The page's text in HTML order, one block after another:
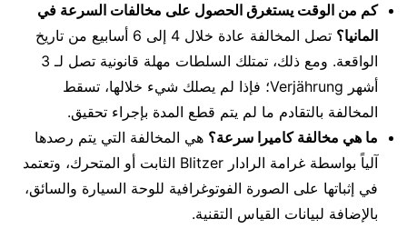
كم من الوقت يستغرق الحصول على مخالفات السرعة في
المانيا؟
تصل المخالفة عادة خلال 4 إلى 6 أسابيع من تاريخ
الواقعة. ومع ذلك، تمتلك السلطات مهلة قانونية تصل لـ 3
أشهر Verjährung؛ فإذا لم يصلك شيء خلالها، تسقط
المخالفة بالتقادم ما لم يتم قطع المدة بإجراء تحقيق.
ما هي مخالفة كاميرا سرعة؟ هي المخالفة التي يتم رصدها
آلياً بواسطة غرامة الرادار Blitzer الثابت أو المتحرك، وتعتمد
في إثباتها على الصورة الفوتوغرافية للوحة السيارة والسائق،
بالإضافة لبيانات القياس التقنية.